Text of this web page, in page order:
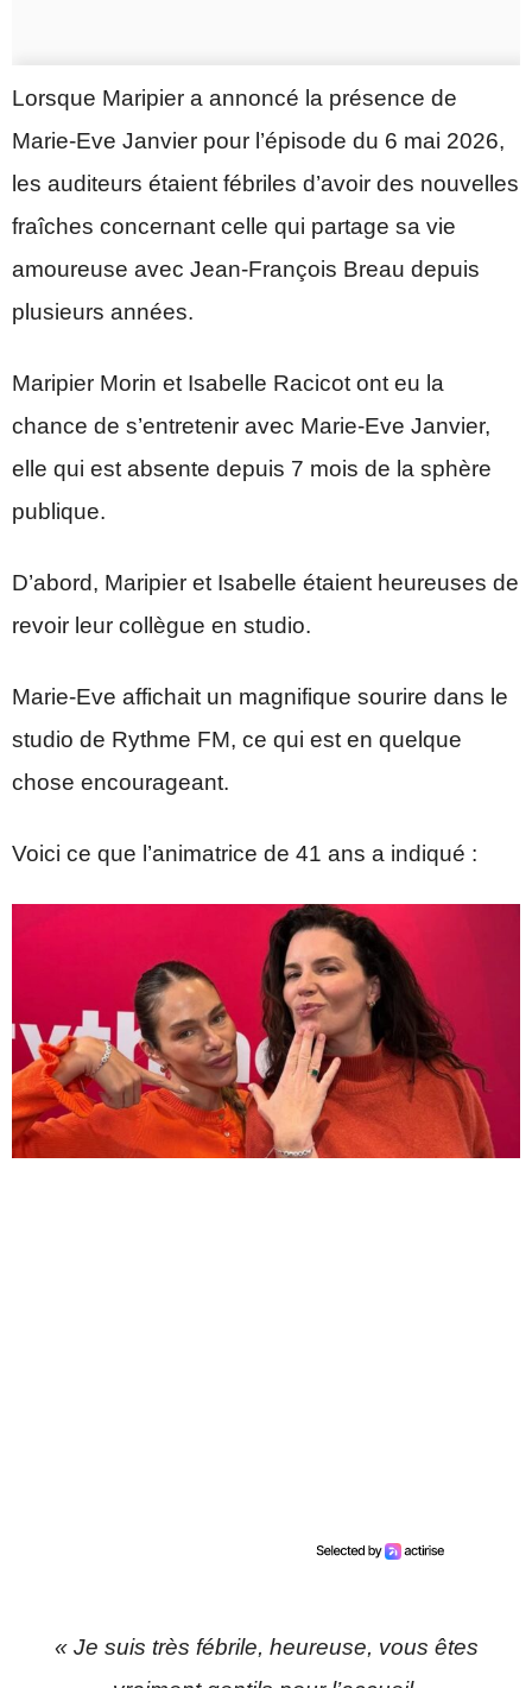
Lorsque Maripier a annoncé la présence de
Marie-Eve Janvier pour l’épisode du 6 mai 2026,
les auditeurs étaient fébriles d’avoir des nouvelles
fraîches concernant celle qui partage sa vie
amoureuse avec Jean-François Breau depuis
plusieurs années.
Maripier Morin et Isabelle Racicot ont eu la
chance de s’entretenir avec Marie-Eve Janvier,
elle qui est absente depuis 7 mois de la sphère
publique.
D’abord, Maripier et Isabelle étaient heureuses de
revoir leur collègue en studio.
Marie-Eve affichait un magnifique sourire dans le
studio de Rythme FM, ce qui est en quelque
chose encourageant.
Voici ce que l’animatrice de 41 ans a indiqué :
« Je suis très fébrile, heureuse, vous êtes